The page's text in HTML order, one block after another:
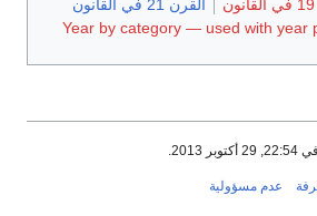
القرن 21 في القانون
Year by category — used with year
عدم مسؤولية